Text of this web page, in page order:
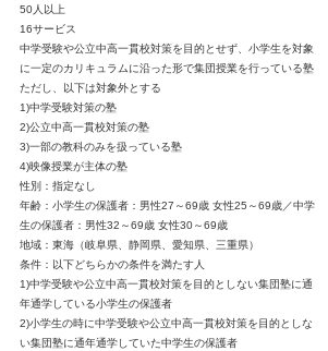
50人以上
16サービス
中学受験や公立中高一貫校対策を目的とせず、小学生を対象
に一定のカリキュラムに沿った形で集団授業を行っている塾
ただし、以下は対象外とする
1)中学受験対策の塾
2)公立中高一貫校対策の塾
3)一部の教科のみを扱っている塾
4)映像授業が主体の塾
性別：指定なし
年齢：小学生の保護者：男性27～69歳 女性25～69歳／中学
生の保護者：男性32～69歳 女性30～69歳
地域：東海（岐阜県、静岡県、愛知県、三重県）
条件：以下どちらかの条件を満たす人
1)中学受験や公立中高一貫校対策を目的としない集団塾に通
年通学している小学生の保護者
2)小学生の時に中学受験や公立中高一貫校対策を目的としな
い集団塾に通年通学していた中学生の保護者